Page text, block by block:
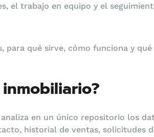
el trabajo en equipo y el
para qué sirve, cómo funciona y
en un único repositorio los
historial de ventas, solicitudes